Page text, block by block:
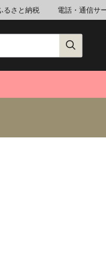
るさと納税 電話・通信サ